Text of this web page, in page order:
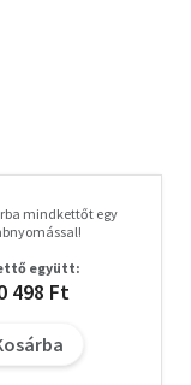
sind sie sich nicht
ist. Kann
mindkettőt egy
együtt:
498 Ft